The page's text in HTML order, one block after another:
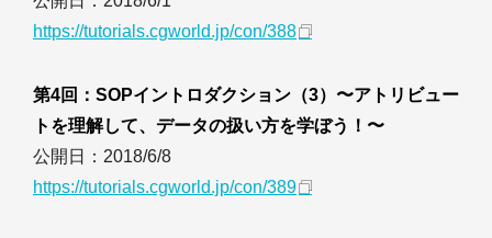
https://tutorials.cgworld.jp/con/388
第4回：SOPイントロダクション（3）〜アトリビュー
トを理解して、データの扱い方を学ぼう！〜
公開日：2018/6/8
https://tutorials.cgworld.jp/con/389